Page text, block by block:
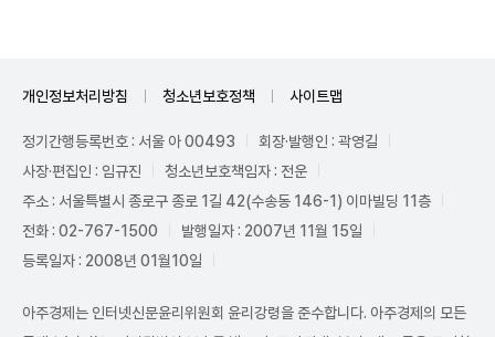
개인정보처리방침 청소년보호정책 사이트맵
정기간행등록번호 : 서울 아 00493
회장·발행인 : 곽영길
사장·편집인 : 임규진
청소년보호책임자 : 전운
주소 : 서울특별시 종로구 종로 1길 42(수송동 146-1) 이마빌딩 11층
전화 : 02-767-1500
발행일자 : 2007년 11월 15일
등록일자 : 2008년 01월10일
아주경제는 인터넷신문윤리위원회 윤리강령을 준수합니다. 아주경제의 모든